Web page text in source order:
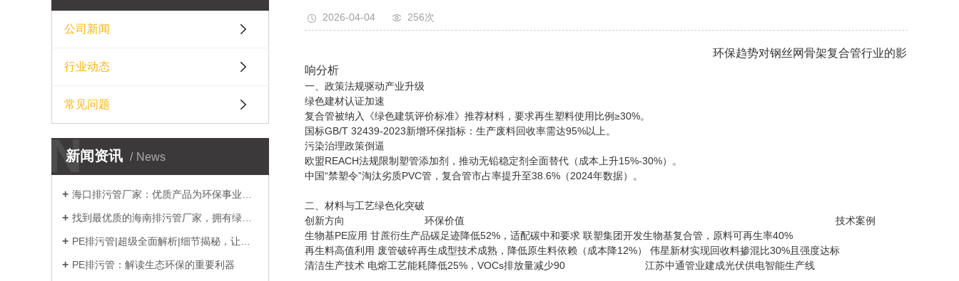
公司新闻
行业动态
常见问题
新闻资讯 News
N
海口排污管厂家：优质产品为环保事业护航
找到最优质的海南排污管厂家，拥有绿色环保的生
PE排污管|超级全面解析|细节揭秘，让你了解
PE排污管：解读生态环保的重要利器
2026-04-04 256次
环保趋势对钢丝网骨架复合管行业的影
响分析
一、政策法规驱动产业升级‌
‌绿色建材认证加速‌
复合管被纳入《绿色建筑评价标准》推荐材料，要求再生塑料使用比例≥30%。
国标GB/T 32439-2023新增环保指标：生产废料回收率需达95%以上。
‌污染治理政策倒逼‌
欧盟REACH法规限制塑管添加剂，推动无铅稳定剂全面替代（成本上升15%-30%）。
中国“禁塑令”淘汰劣质PVC管，复合管市占率提升至38.6%（2024年数据）。
‌二、材料与工艺绿色化突破
‌创新方向‌ ‌ 环保价值‌ ‌技术案例‌
‌生物基PE应用‌ 甘蔗衍生产品碳足迹降低52%，适配碳中和要求 联塑集团开发生物基复合管，原料可再生率40%
‌再生料高值利用‌ 废管破碎再生成型技术成熟，降低原生料依赖（成本降12%） 伟星新材实现回收料掺混比30%且强度达标
‌清洁生产技术‌ 电熔工艺能耗降低25%，VOCs排放量减少90 江苏中通管业建成光伏供电智能生产线